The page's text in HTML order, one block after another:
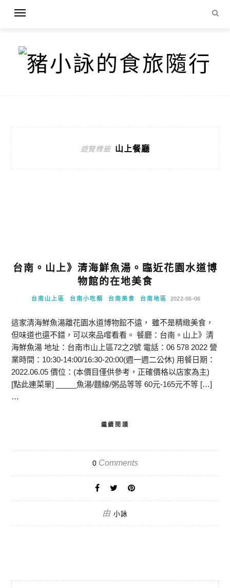
遊覽標籤 山上餐廳
台南。山上》清海鮮魚湯。臨近花園水道博
物館的在地美食
台南山上區 台南小吃類 台南美食 台南地區 2022-06-06
這家清海鮮魚湯離花園水道博物館不遠， 雖不是精緻美食，
但味道也還不錯，可以來品嚐看看。 餐廳：台南。山上》清
海鮮魚湯 地址：台南市山上區72之2號 電話：06 578 2022 營
業時間：10:30-14:00/16:30-20:00(週一週二公休) 用餐日期：
2022.06.05 價位：(本價目僅供參考，正確價格以店家為主)
[點此連菜單] _____魚湯/麵線/粥品等等 60元-165元不等 […]
…
繼續閱讀
0Comments
由 小詠